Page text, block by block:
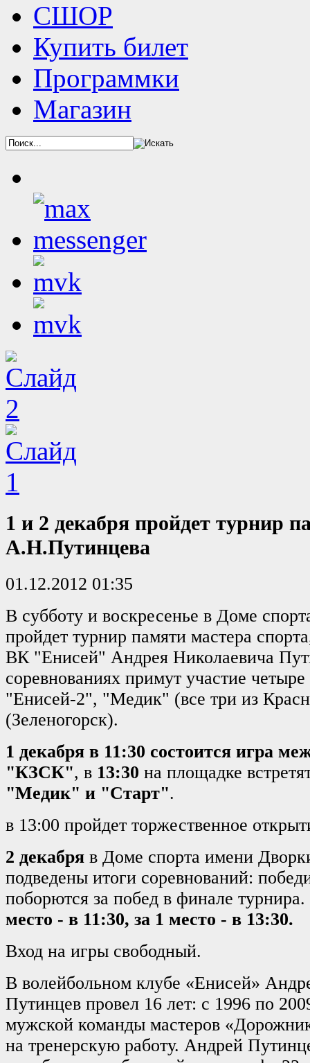
СШОР
Купить билет
Программки
Магазин
1 и 2 декабря пройдет турнир
А.Н.Путинцева
01.12.2012 01:35
В субботу и воскресенье в Доме
пройдет турнир памяти мастера
ВК "Енисей" Андрея Николаевича
соревнованиях примут участие
"Енисей-2", "Медик" (все три из
(Зеленогорск).
1 декабря в 11:30 состоится игра
"КЗСК", в 13:30 на площадке
"Медик" и "Старт".
в 13:00 пройдет торжественное
2 декабря в Доме спорта имени
подведены итоги соревнований:
поборются за побед в финале турнира.
место - в 11:30, за 1 место - в 13:30.
Вход на игры свободный.
В волейбольном клубе «Енисей»
Путинцев провел 16 лет: с 1996 по
мужской команды мастеров
на тренерскую работу. Андрей